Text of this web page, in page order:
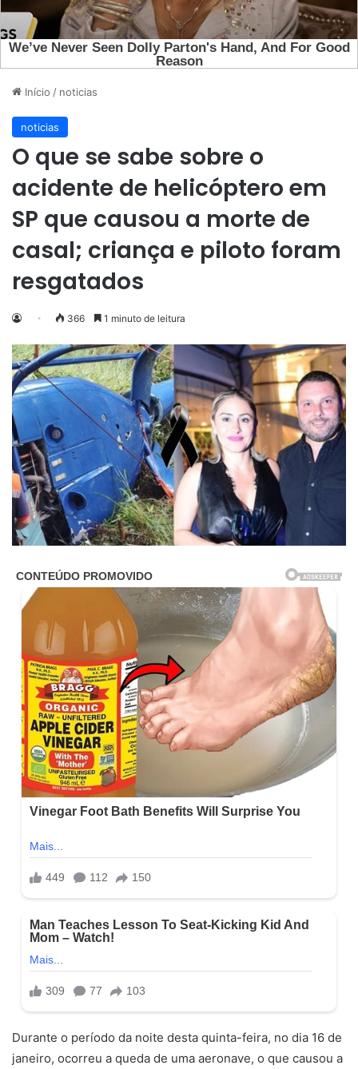
Início / noticias
noticias
O que se sabe sobre o
acidente de helicóptero em
SP que causou a morte de
casal; criança e piloto foram
resgatados
366 1 minuto de leitura
Durante o período da noite desta quinta-feira, no dia 16 de
janeiro, ocorreu a queda de uma aeronave, o que causou a